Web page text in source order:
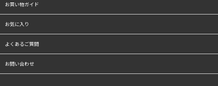
お買い物ガイド
お気に入り
よくあるご質問
お問い合わせ